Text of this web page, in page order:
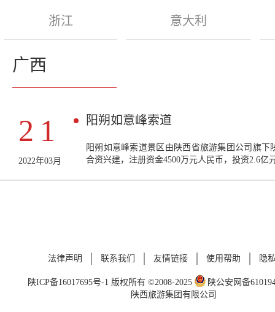
浙江 意大利
广西
21
2022年03月
阳朔如意峰索道
阳朔如意峰索道景区由陕西省旅游集团公司旗
合资兴建，注册资金4500万元人民币，投资2.6亿
法律声明 联系我们 友情链接 使用帮助 隐
陕ICP备16017695号-1 版权所有 ©2008-2025
陕公安网备
陕西旅游集团有限公司